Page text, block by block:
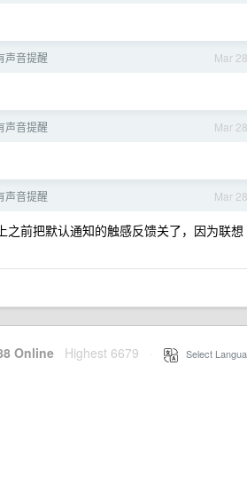
Mar 28
声音提醒
Mar 28
声音提醒
Mar 28
声音提醒
之前把默认通知的触感反馈关了，因为联想
Online Highest 6679 Select